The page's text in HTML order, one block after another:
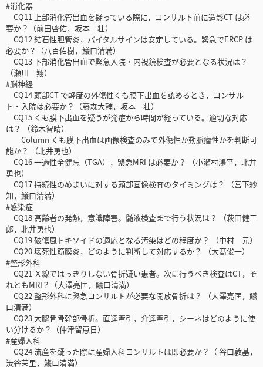
#消化器
CQ11 上部消化管出血を疑っている際に，コンサルト前に造影CT は必
要か？（前田啓佑，坂本 壮）
CQ12 結石性胆管炎，バイタルサインは安定している。緊急でERCP は
必要か？（八百佑樹，鱶口清満）
CQ13 下部消化管出血で緊急入院・内視鏡検査が必要となる状況は？
（瀬川 翔）
#脳神経
CQ14 頭部CT で軽度の外傷性くも膜下出血を認めるとき，コンサル
ト・入院は必要か？（藤森大輔，坂本 壮）
CQ15 くも膜下出血を疑うが発症から時間が経っている。適切な対応
は？ （鈴木智晴）
Column くも膜下出血は画像検査のみで外傷性か動脈瘤性かを判断可
能か？ （北井勇也）
CQ16 一過性全健忘（TGA），緊急MRI は必要か？ （小瀬村鴻平，北井
勇也）
CQ17 持続性のめまいに対する頭部画像検査のタイミングは？ （宮下紗
知，鱶口清満）
#感染症
CQ18 高齢者の発熱，意識障害。髄液検査まで行う状況は？ （萩田健三
郎，北井勇也）
CQ19 破傷風トキソイドの適応となる汚染はどの程度か？ （中村 元）
CQ20 壊死性筋膜炎，どのように判断して対応するか？ （大髙俊一）
#整形外科
CQ21 Ｘ線ではっきりしない骨折疑い患者。次に行うべき検査はCT，そ
れともMRI？（大澤亮匡，鱶口清満）
CQ22 整形外科に緊急コンサルトが必要な開放骨折は？ （大澤亮匡，鱶
口清満）
CQ23 大腿骨骨幹部骨折。直達牽引，介達牽引，シーネはどのように使
い分けるか？（仲津留恵日）
#産婦人科
CQ24 流産を疑った際に産婦人科コンサルトは即必要か？（ 谷口敦基，
渋谷茉里，鱶口清満）